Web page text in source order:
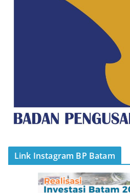
Link Instagram BP Batam